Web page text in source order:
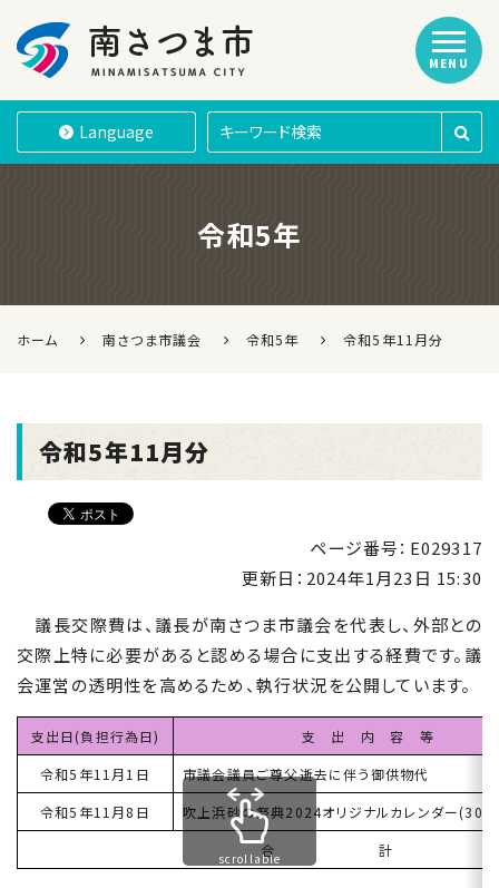
南さつま市
Language
MENU
令和5年
ホーム 南さつま市議会 令和5年 令和5年11月分
令和5年11月分
ページ番号：E029317
更新日： 2024年1月23日 15:30
議長交際費は、議長が南さつま市議会を代表し、外部との
交際上特に必要があると認める場合に支出する経費です。議
会運営の透明性を高めるため、執行状況を公開しています。
支出日(負担行為日)
支 出 内 容 等
令和5年11月1日
市議会議員ご尊父逝去に伴う御供物代
令和5年11月8日
吹上浜砂の祭典2024オリジナルカレンダー(30
合 計
scrollable